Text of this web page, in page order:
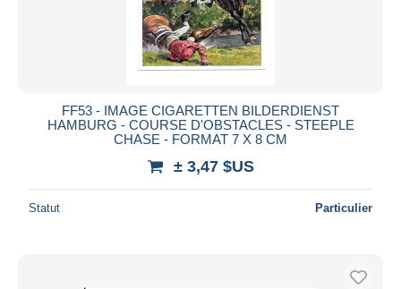
FF53 - IMAGE CIGARETTEN BILDERDIENST
HAMBURG - COURSE D'OBSTACLES - STEEPLE
CHASE - FORMAT 7 X 8 CM
± 3,47 $US
Statut Particulier